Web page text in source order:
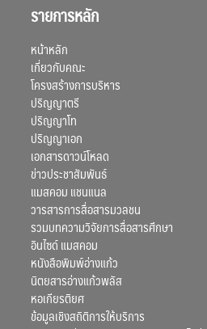
รายการหลัก
หน้าหลัก
เกี่ยวกับคณะ
โครงสร้างการบริหาร
ปริญญาตรี
ปริญญาโท
ปริญญาเอก
เอกสารดาวน์โหลด
ข่าวประชาสัมพันธ์
แมสคอม แชนแนล
วารสารการสื่อสารมวลชน
รวมบทความวิจัยการสื่อสารศึกษา
อินไซด์ แมสคอม
หนังสือพิมพ์อ่างแก้ว
นิตยสารอ่างแก้วพลัส
หอเกียรติยศ
ข้อมูลเชิงสถิติการให้บริการ